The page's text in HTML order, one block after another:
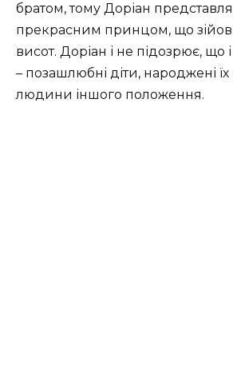
братом, тому Доріан
прекрасним принцом, що зійов
висот. Доріан і не підозрює, що і
– позашлюбні діти, народжені їх
людини іншого положення.